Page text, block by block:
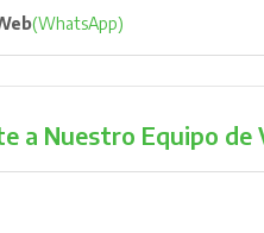
(WhatsApp)
a Nuestro Equipo de